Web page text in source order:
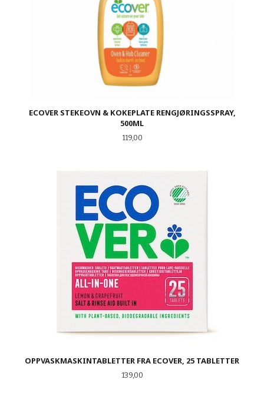
ECOVER STEKEOVN & KOKEPLATE RENGJØRINGSSPRAY,
500ML
Pris
119,00
OPPVASKMASKINTABLETTER FRA ECOVER, 25 TABLETTER
Pris
139,00